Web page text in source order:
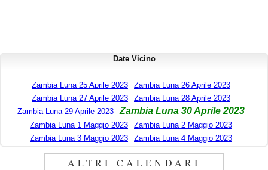
Date Vicino
Zambia Luna 25 Aprile 2023
Zambia Luna 26 Aprile 2023
Zambia Luna 27 Aprile 2023
Zambia Luna 28 Aprile 2023
Zambia Luna 29 Aprile 2023
Zambia Luna 30 Aprile 2023
Zambia Luna 1 Maggio 2023
Zambia Luna 2 Maggio 2023
Zambia Luna 3 Maggio 2023
Zambia Luna 4 Maggio 2023
ALTRI CALENDARI